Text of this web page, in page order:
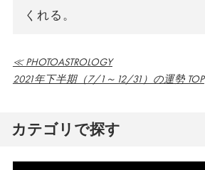
くれる。
≪ PHOTOASTROLOGY
2021年下半期（7/1～12/31）の運勢 TOP
カテゴリで探す